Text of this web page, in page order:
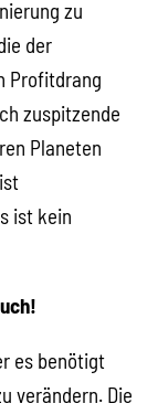
zu
der
Profitdrang
zuspitzende
Planeten
ist kein
es benötigt
verändern. Die